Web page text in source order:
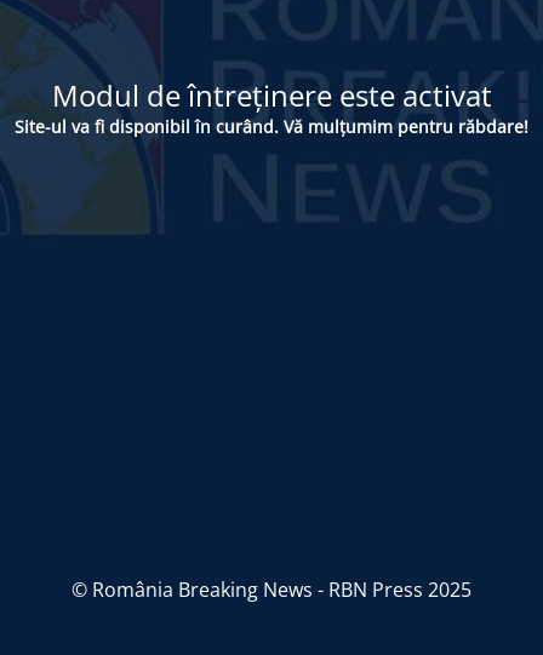
Modul de întreținere este activat
Site-ul va fi disponibil în curând. Vă mulțumim pentru răbdare!
© România Breaking News - RBN Press 2025